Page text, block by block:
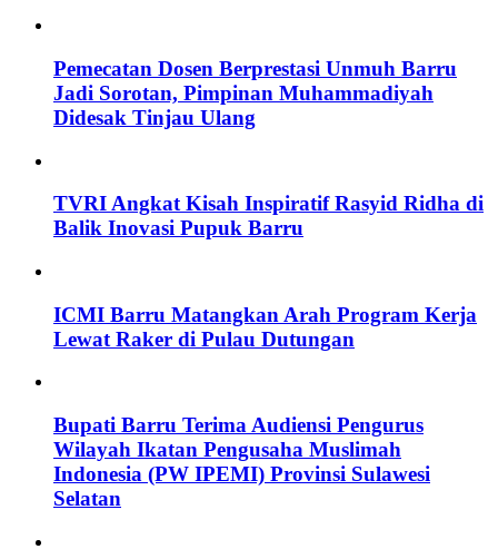
Pemecatan Dosen Berprestasi Unmuh Barru
Jadi Sorotan, Pimpinan Muhammadiyah
Didesak Tinjau Ulang
TVRI Angkat Kisah Inspiratif Rasyid Ridha di
Balik Inovasi Pupuk Barru
ICMI Barru Matangkan Arah Program Kerja
Lewat Raker di Pulau Dutungan
Bupati Barru Terima Audiensi Pengurus
Wilayah Ikatan Pengusaha Muslimah
Indonesia (PW IPEMI) Provinsi Sulawesi
Selatan